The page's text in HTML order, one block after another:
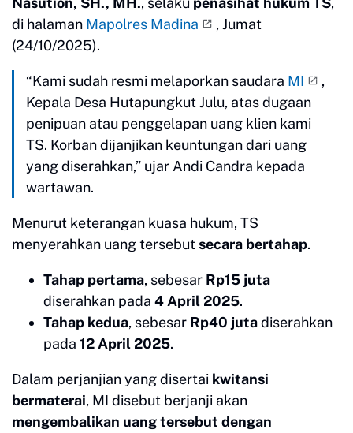
di halaman Mapolres Madina
, Jumat
(24/10/2025).
“Kami sudah resmi melaporkan saudara MI
,
Kepala Desa Hutapungkut Julu, atas dugaan
penipuan atau penggelapan uang klien kami
TS. Korban dijanjikan keuntungan dari uang
yang diserahkan,” ujar Andi Candra kepada
wartawan.
Menurut keterangan kuasa hukum, TS
menyerahkan uang tersebutsecara bertahap.
Tahap pertama, sebesar Rp15 juta
diserahkan pada 4 April 2025.
Tahap kedua, sebesar Rp40 jutadiserahkan
pada 12 April 2025.
Dalam perjanjian yang disertai kwitansi
bermaterai, MI disebut berjanji akan
mengembalikan uang tersebut dengan